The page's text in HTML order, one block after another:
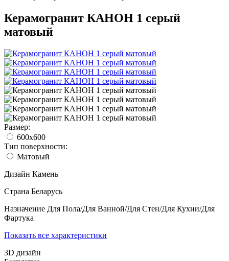
Керамогранит КАНОН 1 серый
матовый
Размер:
600x600
Тип поверхности:
Матовый
Дизайн Камень
Страна Беларусь
Назначение Для Пола/Для Ванной/Для Стен/Для Кухни/Для
Фартука
Показать все характеристики
3D дизайн